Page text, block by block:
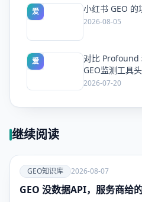
爱 小红书 GEO
2026-08-05
爱
对比 Profound
GEO监测工具
方案
2026-07-20
继续阅读
爱
GEO知识
GEO知识库 2026-08-07
GEO 没数据API，服务商给